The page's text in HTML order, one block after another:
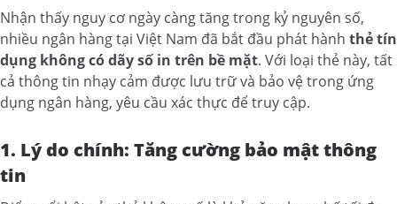
Nhận thấy nguy cơ ngày càng tăng trong kỷ nguyên số,
nhiều ngân hàng tại Việt Nam đã bắt đầu phát hành thẻ tín
dụng không có dãy số in trên bề mặt. Với loại thẻ này, tất
cả thông tin nhạy cảm được lưu trữ và bảo vệ trong ứng
dụng ngân hàng, yêu cầu xác thực để truy cập.
1. Lý do chính: Tăng cường bảo mật thông
tin